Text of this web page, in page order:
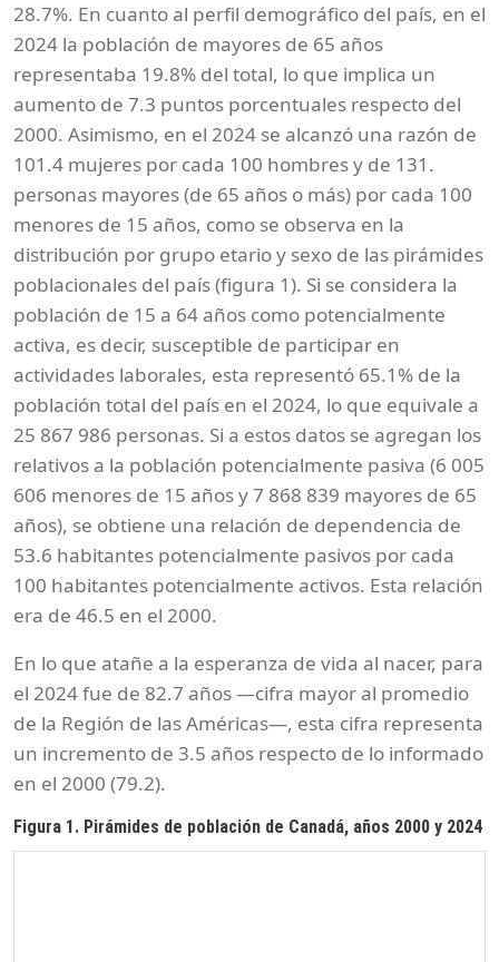
28.7%. En cuanto al perfil demográfico del país, en el
2024 la población de mayores de 65 años
representaba 19.8% del total, lo que implica un
aumento de 7.3 puntos porcentuales respecto del
2000. Asimismo, en el 2024 se alcanzó una razón de
101.4 mujeres por cada 100 hombres y de 131.
personas mayores (de 65 años o más) por cada 100
menores de 15 años, como se observa en la
distribución por grupo etario y sexo de las pirámides
poblacionales del país (figura 1). Si se considera la
población de 15 a 64 años como potencialmente
activa, es decir, susceptible de participar en
actividades laborales, esta representó 65.1% de la
población total del país en el 2024, lo que equivale a
25 867 986 personas. Si a estos datos se agregan los
relativos a la población potencialmente pasiva (6 005
606 menores de 15 años y 7 868 839 mayores de 65
años), se obtiene una relación de dependencia de
53.6 habitantes potencialmente pasivos por cada
100 habitantes potencialmente activos. Esta relación
era de 46.5 en el 2000.
En lo que atañe a la esperanza de vida al nacer, para
el 2024 fue de 82.7 años —cifra mayor al promedio
de la Región de las Américas—, esta cifra representa
un incremento de 3.5 años respecto de lo informado
en el 2000 (79.2).
Figura 1. Pirámides de población de Canadá, años 2000 y 2024